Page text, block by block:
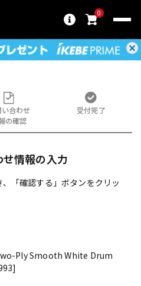
0
合わせ
の確認
受付完了
せ情報の入力
「確認する」ボタンをクリッ
Ply Smooth White Drum